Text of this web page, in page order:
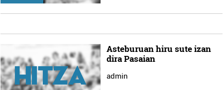
Asteburuan hiru sute izan
dira Pasaian
admin